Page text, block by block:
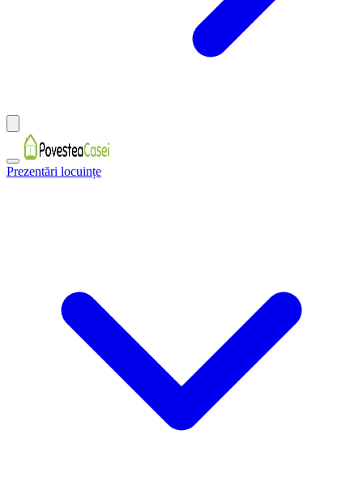
Prezentări locuințe